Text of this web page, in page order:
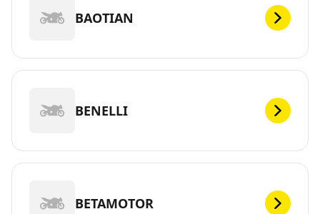
BAOTIAN
BENELLI
BETAMOTOR